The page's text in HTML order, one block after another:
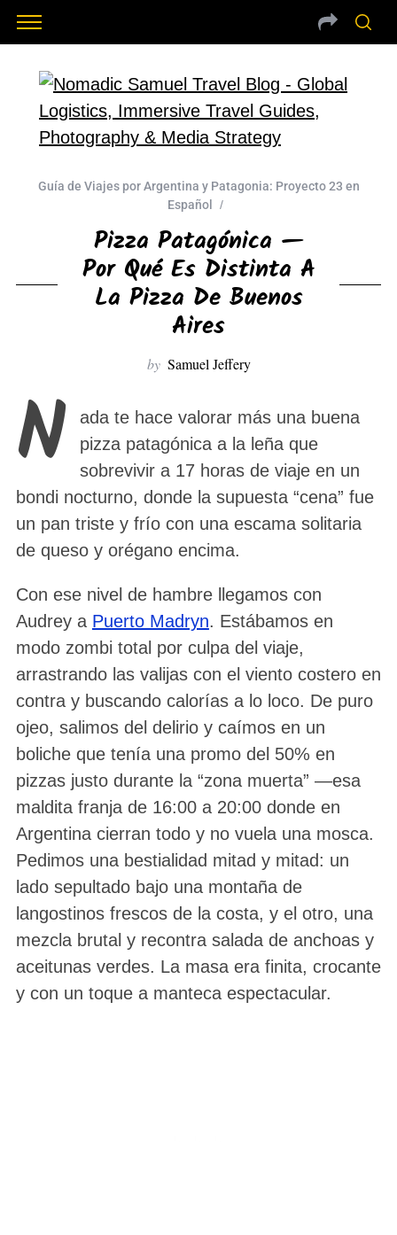
Guía de Viajes por Argentina y Patagonia: Proyecto 23 en
Español
Pizza Patagónica —
Por Qué Es Distinta A
La Pizza De Buenos
Aires
by Samuel Jeffery
N
ada te hace valorar más una buena
pizza patagónica a la leña que
sobrevivir a 17 horas de viaje en un
bondi nocturno, donde la supuesta “cena” fue
un pan triste y frío con una escama solitaria
de queso y orégano encima.
Con ese nivel de hambre llegamos con
Audrey a Puerto Madryn. Estábamos en
modo zombi total por culpa del viaje,
arrastrando las valijas con el viento costero en
contra y buscando calorías a lo loco. De puro
ojeo, salimos del delirio y caímos en un
boliche que tenía una promo del 50% en
pizzas justo durante la “zona muerta” —esa
maldita franja de 16:00 a 20:00 donde en
Argentina cierran todo y no vuela una mosca.
Pedimos una bestialidad mitad y mitad: un
lado sepultado bajo una montaña de
langostinos frescos de la costa, y el otro, una
mezcla brutal y recontra salada de anchoas y
aceitunas verdes. La masa era finita, crocante
y con un toque a manteca espectacular.